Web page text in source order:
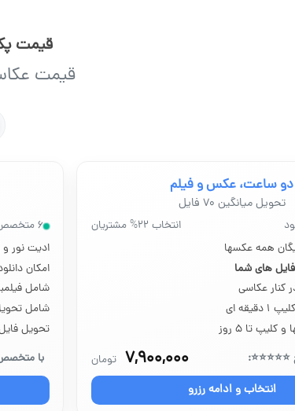
قیمت
قیمت
دو ساعت، عکس و فیلم
تحویل میانگین ۷۰ فایل
انتخاب ۲۲% مشتریان
همه عکسها
های شما
کنار عکاسی
ای
تا ۵ روز
۷,۹۰۰,۰۰۰ تومان
انتخاب و ادامه رزرو
۶ متخصص موجود
ادیت نور
امکان
شامل
شامل تحویل یک
تحویل فایل
با